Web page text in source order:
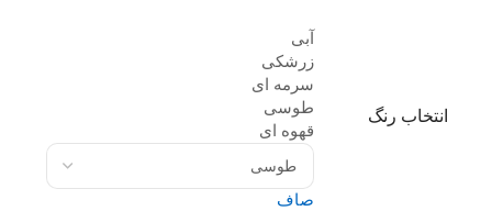
انتخاب رنگ
آبی
زرشکی
سرمه ای
طوسی
قهوه ای
صاف